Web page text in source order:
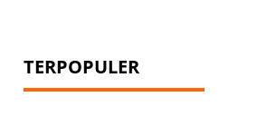
TERPOPULER